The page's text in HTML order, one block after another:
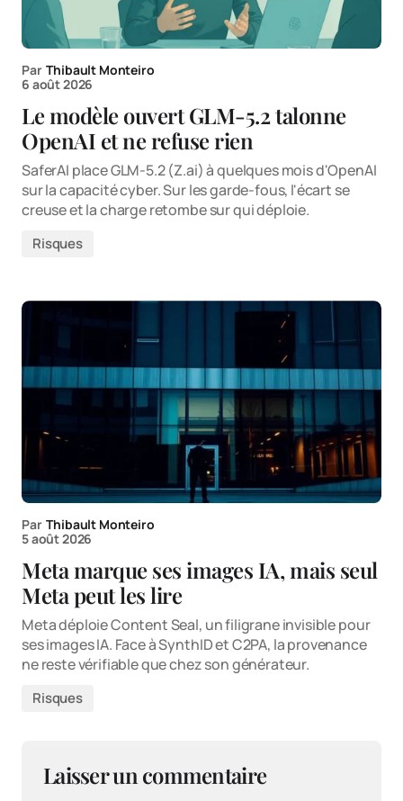
Par Thibault Monteiro
6 août 2026
Le modèle ouvert GLM-5.2 talonne
OpenAI et ne refuse rien
SaferAI place GLM-5.2 (Z.ai) à quelques mois d'OpenAI
sur la capacité cyber. Sur les garde-fous, l'écart se
creuse et la charge retombe sur qui déploie.
Risques
Par Thibault Monteiro
5 août 2026
Meta marque ses images IA, mais seul
Meta peut les lire
Meta déploie Content Seal, un filigrane invisible pour
ses images IA. Face à SynthID et C2PA, la provenance
ne reste vérifiable que chez son générateur.
Risques
Laisser un commentaire